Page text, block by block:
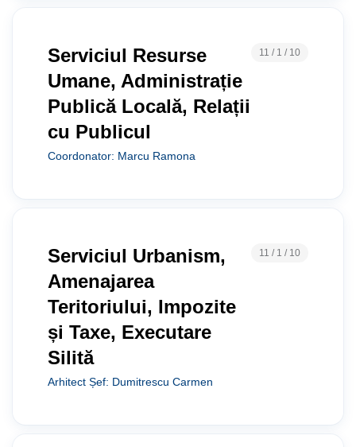
Serviciul Resurse
Umane, Administrație
Publică Locală, Relații
cu Publicul
Coordonator: Marcu Ramona
11 / 1 / 10
Serviciul Urbanism,
Amenajarea
Teritoriului, Impozite
și Taxe, Executare
Silită
Arhitect Șef: Dumitrescu Carmen
11 / 1 / 10